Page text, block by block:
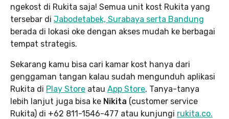
ngekost di Rukita saja! Semua unit kost Rukita yang
tersebar di Jabodetabek, Surabaya serta Bandung
berada di lokasi oke dengan akses mudah ke berbagai
tempat strategis.
Sekarang kamu bisa cari kamar kost hanya dari
genggaman tangan kalau sudah mengunduh aplikasi
Rukita di Play Store atau App Store. Tanya-tanya
lebih lanjut juga bisa ke Nikita (customer service
Rukita) di +62 811-1546-477 atau kunjungi rukita.co.